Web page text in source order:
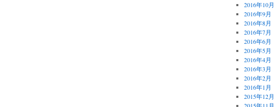
2016年10月
2016年9月
2016年8月
2016年7月
2016年6月
2016年5月
2016年4月
2016年3月
2016年2月
2016年1月
2015年12月